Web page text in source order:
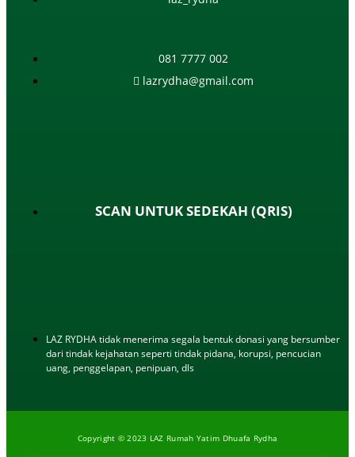
081 7777 002
lazrydha@gmail.com
SCAN UNTUK SEDEKAH (QRIS)
LAZ RYDHA tidak menerima segala bentuk donasi yang bersumber
dari tindak kejahatan seperti tindak pidana, korupsi, pencucian
uang, penggelapan, penipuan, dls
Copyright © 2023 LAZ Rumah Yatim Dhuafa Rydha